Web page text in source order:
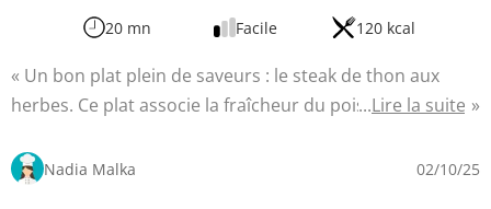
20 mn Facile 120 kcal
Un bon plat plein de saveurs : le steak de thon aux
herbes. Ce plat associe la fraîcheur du poisson à la
marinade apporte une explosion qui sublime le thon,
Lire la suite
Nadia Malka 02/10/25